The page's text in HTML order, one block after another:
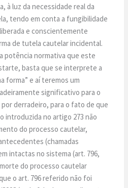
à luz da necessidade real da
tendo em conta a fungibilidade
e conscientemente
de tutela cautelar incidental.
potência normativa que este
basta que se interprete a
forma” e aí teremos um
significativo para o
derradeiro, para o fato de que
introduzida no artigo 273 não
do processo cautelar,
(chamadas
intactas no sistema (art. 796,
do processo cautelar
o art. 796 referido não foi